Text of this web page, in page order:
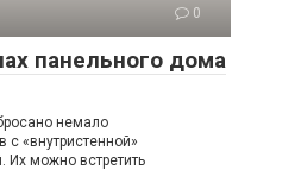
0
панельного дома
немало
«внутристенной»
Их можно встретить